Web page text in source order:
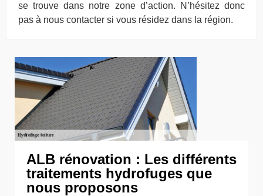
se trouve dans notre zone d’action. N’hésitez donc
pas à nous contacter si vous résidez dans la région.
ALB rénovation : Les différents
traitements hydrofuges que
nous proposons